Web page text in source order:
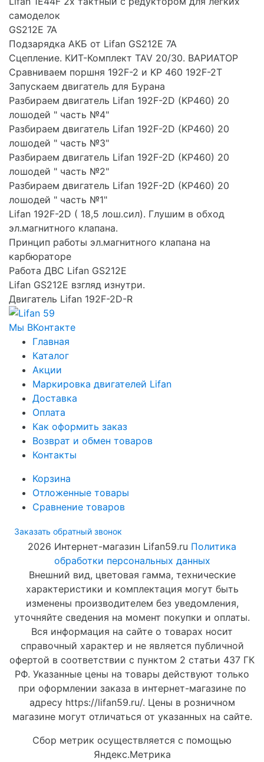
самоделок
GS212E 7A
Подзарядка АКБ от Lifan GS212E 7A
Сцепление. КИТ-Комплект TAV 20/30. ВАРИАТОР
Сравниваем поршня 192F-2 и KP 460 192F-2T
Запускаем двигатель для Бурана
Разбираем двигатель Lifan 192F-2D (KP460) 20
лошодей " часть №4"
Разбираем двигатель Lifan 192F-2D (KP460) 20
лошодей " часть №3"
Разбираем двигатель Lifan 192F-2D (KP460) 20
лошодей " часть №2"
Разбираем двигатель Lifan 192F-2D (KP460) 20
лошодей " часть №1"
Lifan 192F-2D ( 18,5 лош.сил). Глушим в обход
эл.магнитного клапана.
Принцип работы эл.магнитного клапана на
карбюраторе
Работа ДВС Lifan GS212E
Lifan GS212E взгляд изнутри.
Двигатель Lifan 192F-2D-R
Мы ВКонтакте
Главная
Каталог
Акции
Маркировка двигателей Lifan
Доставка
Оплата
Как оформить заказ
Возврат и обмен товаров
Контакты
Корзина
Отложенные товары
Сравнение товаров
Заказать обратный звонок
2026 Интернет-магазин Lifan59.ru Политика
обработки персональных данных
Внешний вид, цветовая гамма, технические
характеристики и комплектация могут быть
изменены производителем без уведомления,
уточняйте сведения на момент покупки и оплаты.
Вся информация на сайте о товарах носит
справочный характер и не является публичной
офертой в соответствии с пунктом 2 статьи 437 ГК
РФ. Указанные цены на товары действуют только
при оформлении заказа в интернет-магазине по
адресу https://lifan59.ru/. Цены в розничном
магазине могут отличаться от указанных на сайте.
Сбор метрик осуществляется с помощью
Яндекс.Метрика